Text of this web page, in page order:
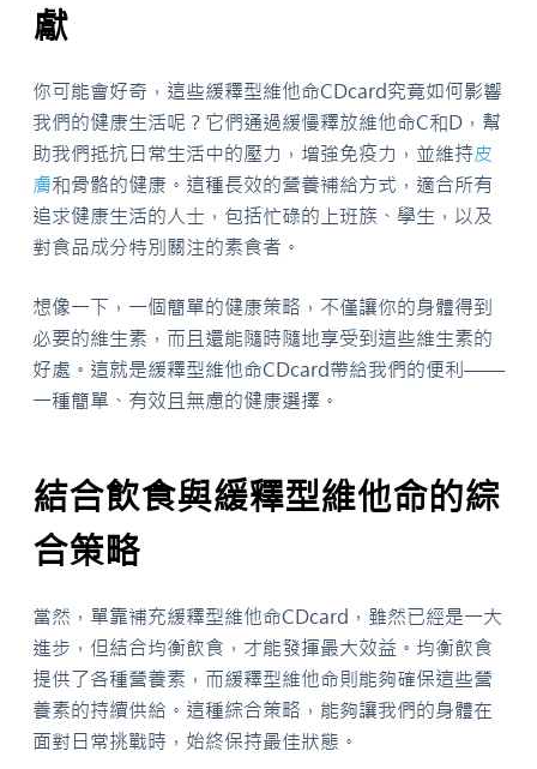
獻
你可能會好奇，這些緩釋型維他命CDcard究竟如何影響
我們的健康生活呢？它們通過緩慢釋放維他命C和D，幫
助我們抵抗日常生活中的壓力，增強免疫力，並維持皮
膚和骨骼的健康。這種長效的營養補給方式，適合所有
追求健康生活的人士，包括忙碌的上班族、學生，以及
對食品成分特別關注的素食者。
想像一下，一個簡單的健康策略，不僅讓你的身體得到
必要的維生素，而且還能隨時隨地享受到這些維生素的
好處。這就是緩釋型維他命CDcard帶給我們的便利——
一種簡單、有效且無慮的健康選擇。
結合飲食與緩釋型維他命的綜
合策略
當然，單靠補充緩釋型維他命CDcard，雖然已經是一大
進步，但結合均衡飲食，才能發揮最大效益。均衡飲食
提供了各種營養素，而緩釋型維他命則能夠確保這些營
養素的持續供給。這種綜合策略，能夠讓我們的身體在
面對日常挑戰時，始終保持最佳狀態。